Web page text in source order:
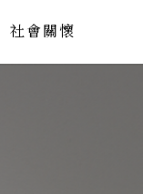
社會關懷